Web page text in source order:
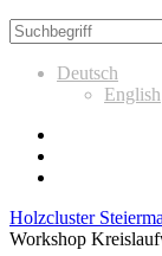
Deutsch
English
Holzcluster
Workshop